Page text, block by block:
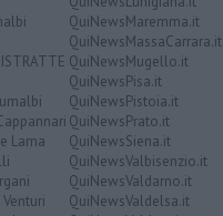
Lama
QuiNewsMaremma.it
QuiNewsMassaCarrara.it
QuiNewsMugello.it
QuiNewsPisa.it
QuiNewsPistoia.it
QuiNewsPrato.it
QuiNewsSiena.it
QuiNewsValbisenzio.it
QuiNewsValdarno.it
QuiNewsValdelsa.it